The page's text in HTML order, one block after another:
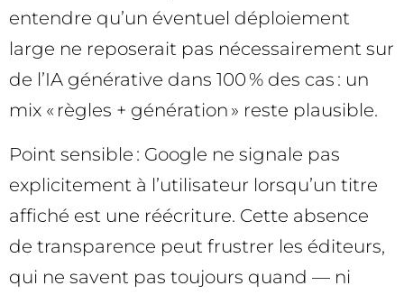
entendre qu’un éventuel déploiement
large ne reposerait pas nécessairement sur
de l’IA générative dans 100 % des cas : un
mix « règles + génération » reste plausible.
Point sensible : Google ne signale pas
explicitement à l’utilisateur lorsqu’un titre
affiché est une réécriture. Cette absence
de transparence peut frustrer les éditeurs,
qui ne savent pas toujours quand — ni